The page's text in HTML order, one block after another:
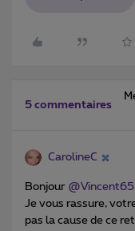
5 commentaires
CarolineC
Bonjour @Vincent65
Je vous rassure,
pas la cause de ce